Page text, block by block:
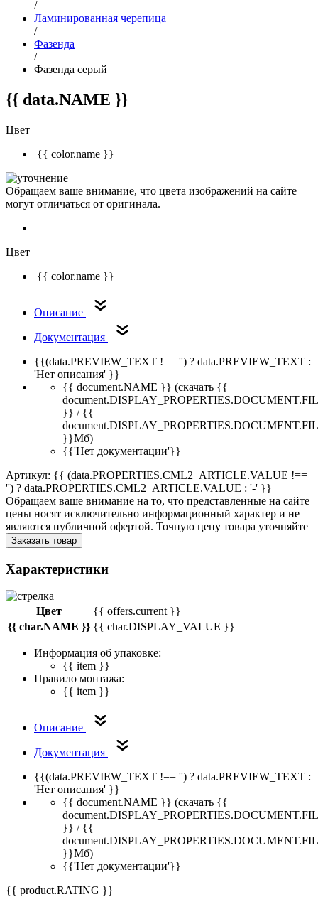
/
Ламинированная черепица
/
Фазенда
/
Фазенда серый
{{ data.NAME }}
Цвет
{{ color.name }}
Обращаем ваше внимание, что цвета изображений на сайте
могут отличаться от оригинала.
Цвет
{{ color.name }}
Описание
Документация
{{(data.PREVIEW_TEXT !== '') ? data.PREVIEW_TEXT :
'Нет описания' }}
{{ document.NAME }} (скачать {{
}} / {{
}}Мб)
{{'Нет документации'}}
Артикул: {{ (data.PROPERTIES.CML2_ARTICLE.VALUE !==
'') ? data.PROPERTIES.CML2_ARTICLE.VALUE : '-' }}
Обращаем ваше внимание на то, что представленные на сайте
цены носят исключительно информационный характер и не
являются публичной офертой. Точную цену товара уточняйте
Заказать товар
Характеристики
Цвет
{{ offers.current }}
{{ char.NAME }} {{ char.DISPLAY_VALUE }}
Информация об упаковке:
{{ item }}
Правило монтажа:
{{ item }}
Описание
Документация
{{(data.PREVIEW_TEXT !== '') ? data.PREVIEW_TEXT :
'Нет описания' }}
{{ document.NAME }} (скачать {{
}} / {{
}}Мб)
{{'Нет документации'}}
{{ product.RATING }}